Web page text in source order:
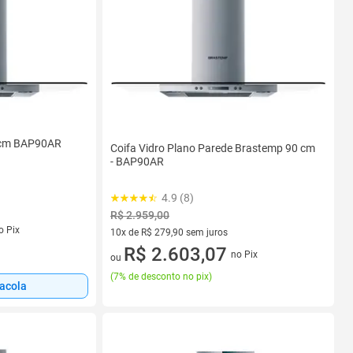
BAP90AR
Pix
Coifa Vidro Plano Parede Brastemp 90 cm
- BAP90AR
4.9 (8)
R$ 2.959,00
10x de R$ 279,90 sem juros
10 vez de R$ 279,90 sem juros
ou R$ 2.603,07 no Pix
(7% de desconto no pix)